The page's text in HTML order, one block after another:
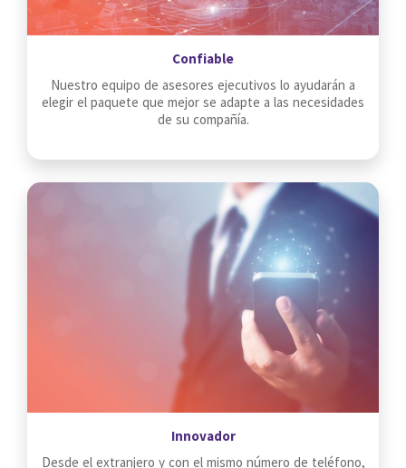
Confiable
Nuestro equipo de asesores ejecutivos lo ayudarán a
elegir el paquete que mejor se adapte a las necesidades
de su compañía.
Innovador
Desde el extranjero y con el mismo número de teléfono,